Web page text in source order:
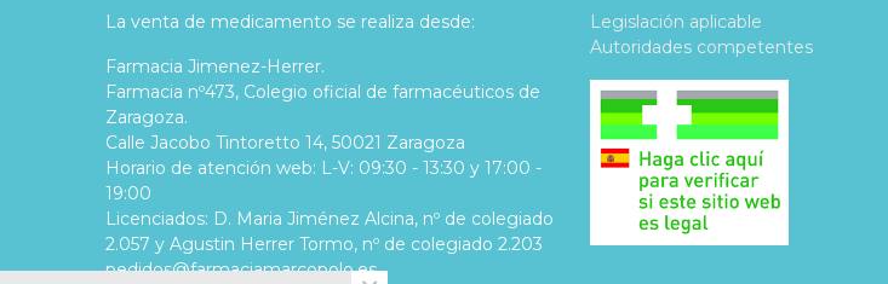
La venta de medicamento se realiza desde:
Farmacia Jimenez-Herrer.
Farmacia nº473, Colegio oficial de farmacéuticos de
Zaragoza.
Calle Jacobo Tintoretto 14, 50021 Zaragoza
Horario de atención web: L-V: 09:30 - 13:30 y 17:00 -
19:00
Licenciados: D. Maria Jiménez Alcina, nº de colegiado
2.057 y Agustin Herrer Tormo, nº de colegiado 2.203
pedidos@farmaciamarcopolo.es
Legislación aplicable
Autoridades competentes